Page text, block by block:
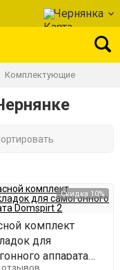
Чернянка
Комплектующие
Скидка 10%
комплект
для
аппарата
отзывов